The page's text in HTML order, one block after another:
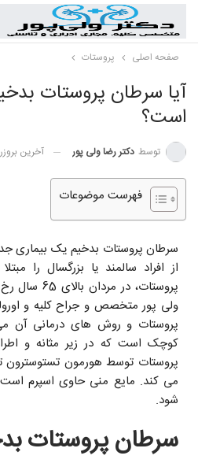
صفحه اصلی پروستات
آیا سرطان پروستات
است؟
توسط دکتر رضا ولی پور آخرین
فهرست موضوعات
سرطان پروستات بدخیم یک بیماری
از افراد سالمند یا بزرگسال را
پروستات، در
ولی پور متخصص و جراح کلیه و
پروستات و روش های درمانی آن
کوچک است که در زیر مثانه و
پروستات توسط هورمون تستوسترون
می کند. مايع منى حاوی اسپرم
شود.
سرطان پروستات